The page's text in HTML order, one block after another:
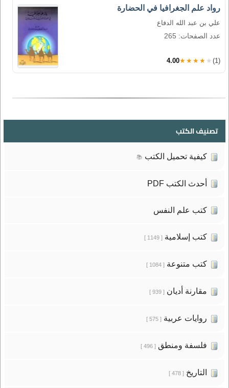
رواد علم الجغرافيا في الحضارة
علي بن عبد الله الدفاع
عدد الصفحات: 265
4.00★★★★★ (1)
تصنيف الكتب
كيفية تحميل الكتب 📚
أحدث الكتب PDF
كتب علم النفس
كتب إسلامية[ 1149 ]
كتب متنوعة[ 1084 ]
مقارنة أديان[ 939 ]
روايات عربية[ 575 ]
فلسفة ومنطق[ 496 ]
التاريخ[ 478 ]